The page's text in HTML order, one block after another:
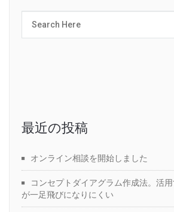
最近の投稿
オンライン相談を開始しました
コンセプトダイアグラム作成法。活
が一足飛びになりにくい